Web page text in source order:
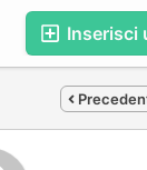
Inserisci